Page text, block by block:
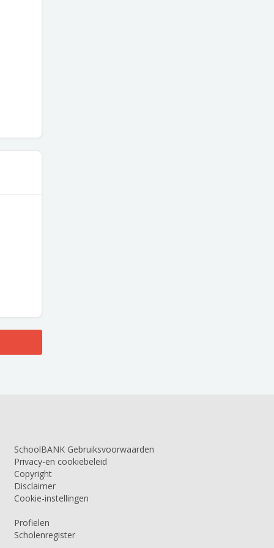
SchoolBANK Gebruiksvoorwaarden
Privacy-en cookiebeleid
Copyright
Disclaimer
Cookie-instellingen
Profielen
Scholenregister